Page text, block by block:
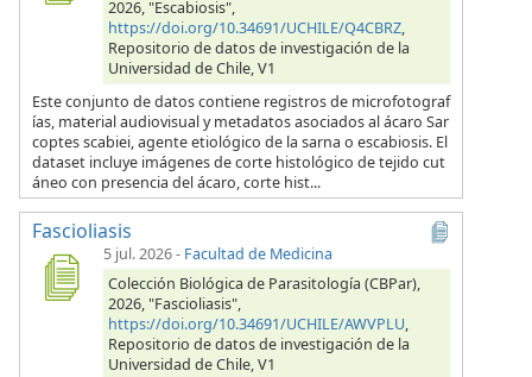
2026, "Escabiosis",
https://doi.org/10.34691/UCHILE/Q4CBRZ,
Repositorio de datos de investigación de la
Universidad de Chile, V1
Este conjunto de datos contiene registros de microfotograf
ías, material audiovisual y metadatos asociados al ácaro Sar
coptes scabiei, agente etiológico de la sarna o escabiosis. El
dataset incluye imágenes de corte histológico de tejido cut
áneo con presencia del ácaro, corte hist...
Fascioliasis
5 jul. 2026- Facultad de Medicina
Colección Biológica de Parasitología (CBPar),
2026, "Fascioliasis",
https://doi.org/10.34691/UCHILE/AWVPLU,
Repositorio de datos de investigación de la
Universidad de Chile, V1